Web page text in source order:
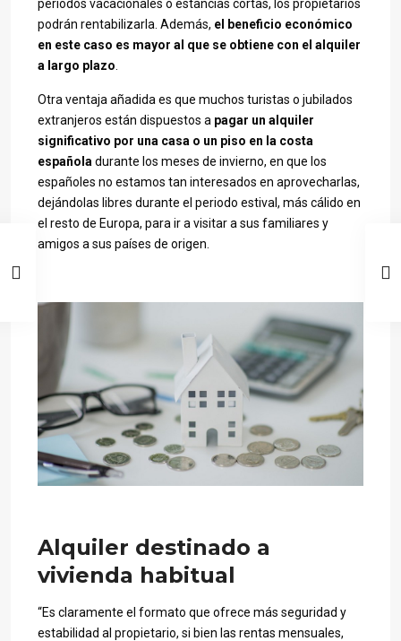
periodos vacacionales o estancias cortas, los propietarios
podrán rentabilizarla. Además, el beneficio económico
en este caso es mayor al que se obtiene con el alquiler
a largo plazo.
Otra ventaja añadida es que muchos turistas o jubilados
extranjeros están dispuestos a pagar un alquiler
significativo por una casa o un piso en la costa
españoladurante los meses de invierno, en que los
españoles no estamos tan interesados en aprovecharlas,
dejándolas libres durante el periodo estival, más cálido en
el resto de Europa, para ir a visitar a sus familiares y
amigos a sus países de origen.
Alquiler destinado a
vivienda habitual
“Es claramente el formato que ofrece más seguridad y
estabilidad al propietario, si bien las rentas mensuales,